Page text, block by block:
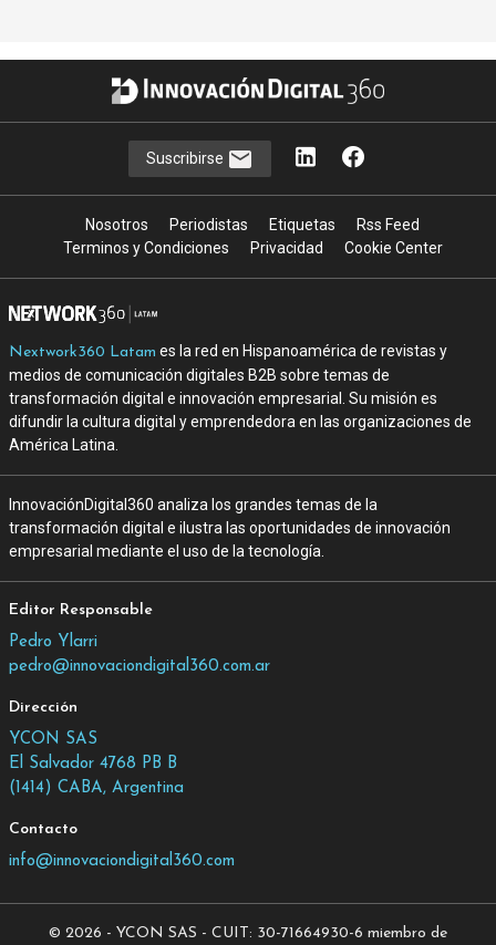
Suscribirse
Nosotros Periodistas Etiquetas
Rss Feed
Terminos y Condiciones
Privacidad Cookie Center
Nextwork360 Latam es la red en Hispanoamérica de revistas y
medios de comunicación digitales B2B sobre temas de
transformación digital e innovación empresarial. Su misión es
difundir la cultura digital y emprendedora en las organizaciones de
América Latina.
InnovaciónDigital360 analiza los grandes temas de la
transformación digital e ilustra las oportunidades de innovación
empresarial mediante el uso de la tecnología.
Editor Responsable
Pedro Ylarri
pedro@innovaciondigital360.com.ar
Dirección
YCON SAS
El Salvador 4768 PB B
(1414) CABA, Argentina
Contacto
info@innovaciondigital360.com
© 2026 - YCON SAS - CUIT: 30-71664930-6 miembro de